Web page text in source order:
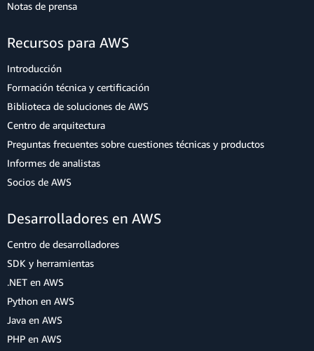
Notas de prensa
Recursos para AWS
Introducción
Formación técnica y certificación
Biblioteca de soluciones de AWS
Centro de arquitectura
Preguntas frecuentes sobre cuestiones técnicas y productos
Informes de analistas
Socios de AWS
Desarrolladores en AWS
Centro de desarrolladores
SDK y herramientas
.NET en AWS
Python en AWS
Java en AWS
PHP en AWS